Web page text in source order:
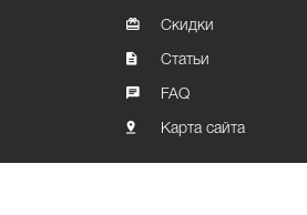
Скидки
Статьи
FAQ
Карта сайта